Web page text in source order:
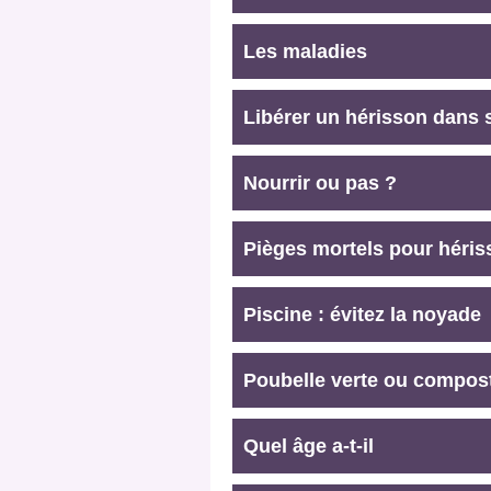
Les maladies
Libérer un hérisson dans
Nourrir ou pas ?
Pièges mortels pour
Piscine : évitez la noyade
Poubelle verte ou
Quel âge a-t-il